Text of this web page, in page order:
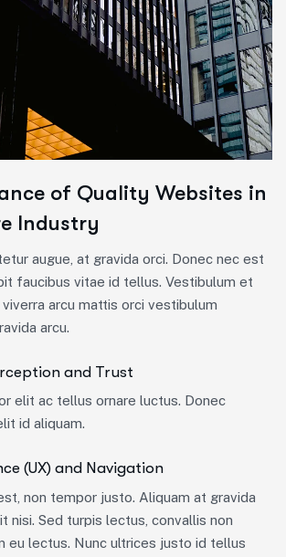
of Quality Websites in
Industry
augue, at gravida orci. Donec nec est
faucibus vitae id tellus. Vestibulum et
arcu mattis orci vestibulum
arcu.
and Trust
elit ac tellus ornare luctus. Donec
id aliquam.
(UX) and Navigation
non tempor justo. Aliquam at gravida
nisi. Sed turpis lectus, convallis non
eu lectus. Nunc ultrices justo id tellus